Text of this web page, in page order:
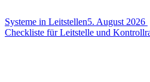
Systeme in Leitstellen5. August 2026
Checkliste für Leitstelle und